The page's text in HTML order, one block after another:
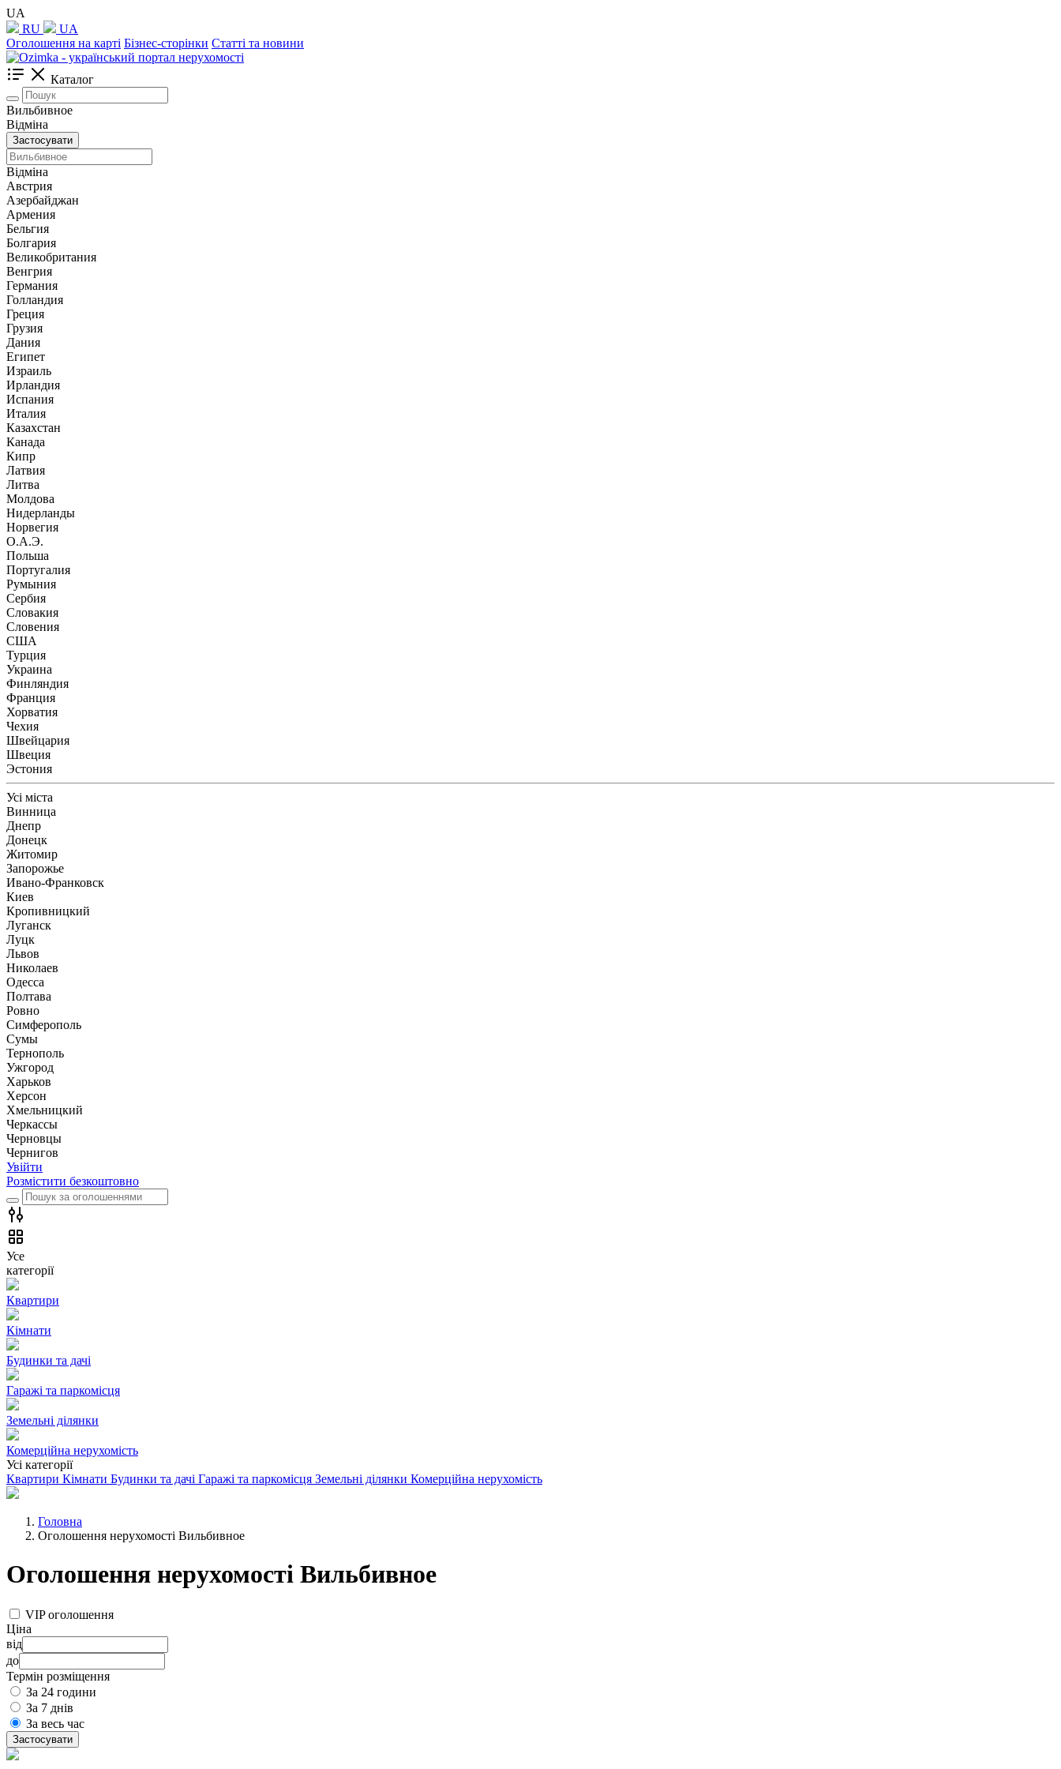
UA
RU
UA
Оголошення на карті Бізнес-сторінки Статті та новини
Каталог
Вильбивное
Відміна
Застосувати
Відміна
Австрия
Азербайджан
Армения
Бельгия
Болгария
Великобритания
Венгрия
Германия
Голландия
Греция
Грузия
Дания
Египет
Израиль
Ирландия
Испания
Италия
Казахстан
Канада
Кипр
Латвия
Литва
Молдова
Нидерланды
Норвегия
О.А.Э.
Польша
Португалия
Румыния
Сербия
Словакия
Словения
США
Турция
Украина
Финляндия
Франция
Хорватия
Чехия
Швейцария
Швеция
Эстония
Усі міста
Винница
Днепр
Донецк
Житомир
Запорожье
Ивано-Франковск
Киев
Кропивницкий
Луганск
Луцк
Львов
Николаев
Одесса
Полтава
Ровно
Симферополь
Сумы
Тернополь
Ужгород
Харьков
Херсон
Хмельницкий
Черкассы
Чернoвцы
Чернигов
Увійти
Розмістити безкоштовно
Усе
категорії
Квартири
Кімнати
Будинки та дачі
Гаражі та паркомісця
Земельні ділянки
Комерційна нерухомість
Усі категорії
Квартири Кімнати Будинки та дачі Гаражі та паркомісця Земельні ділянки Комерційна нерухомість
Головна
Оголошення нерухомості Вильбивное
Оголошення нерухомості Вильбивное
VIP оголошення
Ціна
від
до
Термін розміщення
За 24 години
За 7 днів
За весь час
Застосувати